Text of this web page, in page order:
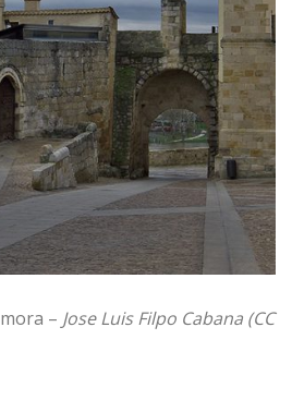
– Jose Luis Filpo Cabana (CC